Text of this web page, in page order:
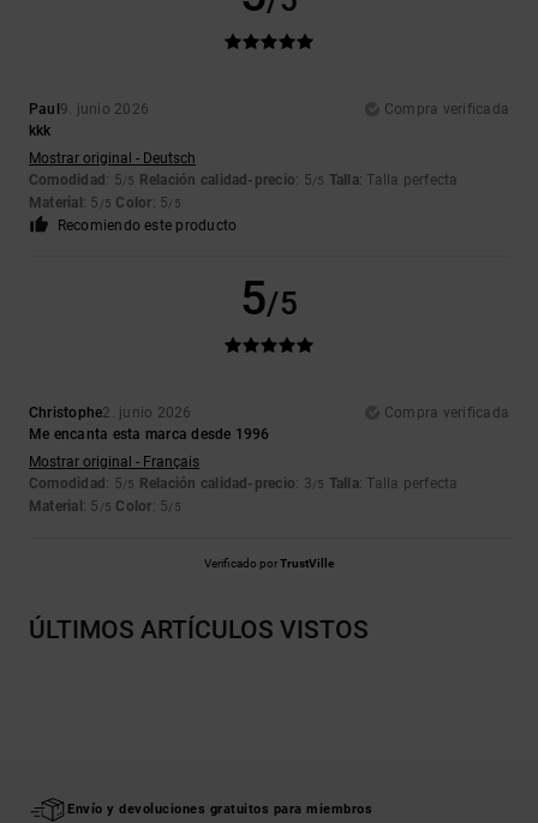
Paul 9. junio 2026
Compra verificada
kkk
Mostrar original - Deutsch
Comodidad : 5/5 Relación calidad-precio: 5/5 Talla: Talla perfecta
Material : 5 /5 Color: 5/5
Recomiendo este producto
5/5
Christophe2. junio 2026
Compra verificada
Me encanta esta marca desde 1996
Mostrar original - Français
Comodidad : 5/5 Relación calidad-precio: 3/5 Talla: Talla perfecta
Material : 5 /5 Color: 5/5
Verificado porTrustVille
ÚLTIMOS ARTÍCULOS VISTOS
Envío y devoluciones gratuitos para miembros